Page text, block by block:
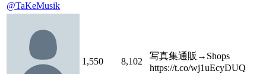
@TaKeMusik
1,550 8,102
写真集通販→Shops
https://t.co/wj1uEcyDUQ